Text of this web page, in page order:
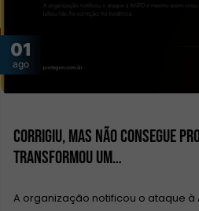
01
ago
Corrigiu, mas não consegue
transformou um…
A organização notificou o ataque à